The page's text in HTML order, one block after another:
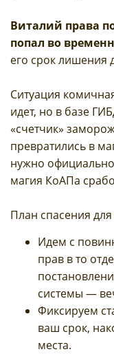
Виталий права
попал во
его срок лишения
Ситуация
идет, но в базе
«счетчик»
превратились в
нужно
магия КоАПа
План спасения для
Идем с
прав в то
системы —
Фиксируем
ваш срок,
места.